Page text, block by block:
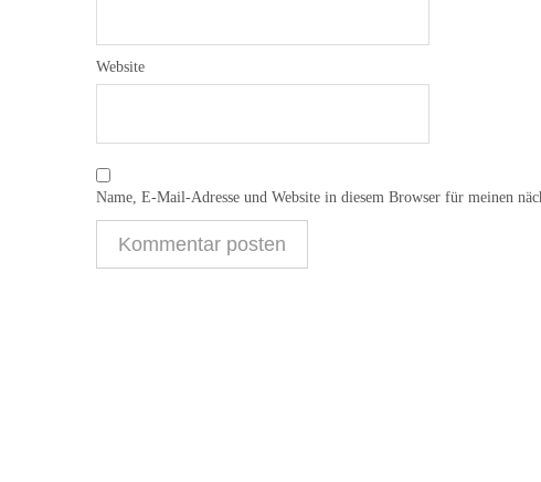
Website
Name, E-Mail-Adresse und Website in diesem Browser für meinen